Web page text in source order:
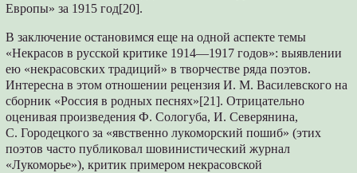
Европы» за 1915 год[20].
В заключение остановимся еще на одной аспекте темы
«Некрасов в русской критике 1914—1917 годов»: выявлении
ею «некрасовских традиций» в творчестве ряда поэтов.
Интересна в этом отношении рецензия И. М. Василевского на
сборник «Россия в родных песнях»[21]. Отрицательно
оценивая произведения Ф. Сологуба, И. Северянина,
С. Городецкого за «явственно лукоморский пошиб» (этих
поэтов часто публиковал шовинистический журнал
«Лукоморье»), критик примером некрасовской